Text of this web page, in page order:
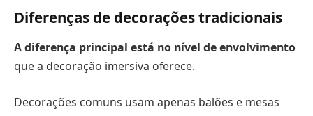
Diferenças de decorações tradicionais
A diferença principal está no nível de envolvimento
que a decoração imersiva oferece.
Decorações comuns usam apenas balões e mesas